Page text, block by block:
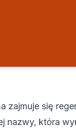
zajmuje się
nazwy, która